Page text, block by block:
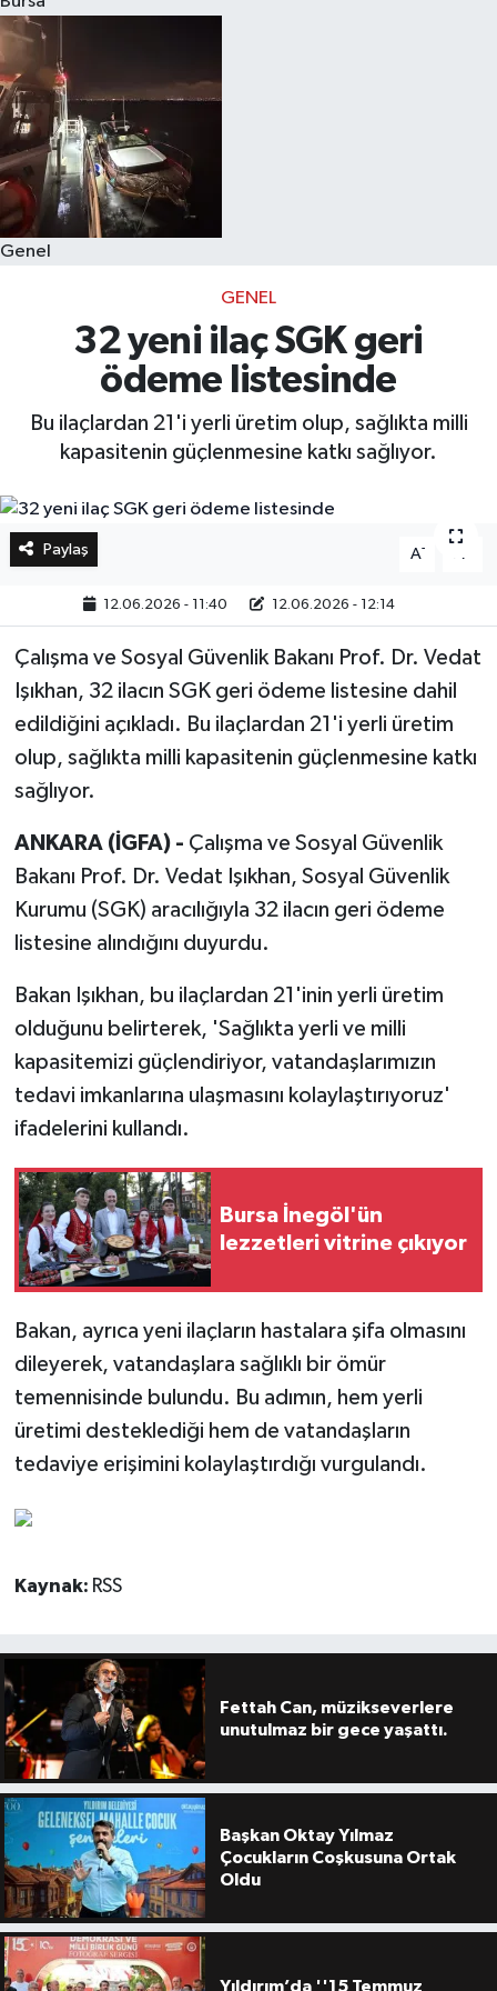
Genel
GENEL
32 yeni ilaç SGK geri
ödeme listesinde
Bu ilaçlardan 21'i yerli üretim olup, sağlıkta milli
kapasitenin güçlenmesine katkı sağlıyor.
Paylaş A-
12.06.2026 - 11:40 12.06.2026 - 12:14
Çalışma ve Sosyal Güvenlik Bakanı Prof. Dr. Vedat
Işıkhan, 32 ilacın SGK geri ödeme listesine dahil
edildiğini açıkladı. Bu ilaçlardan 21'i yerli üretim
olup, sağlıkta milli kapasitenin güçlenmesine katkı
sağlıyor.
ANKARA (İGFA) - Çalışma ve Sosyal Güvenlik
Bakanı Prof. Dr. Vedat Işıkhan, Sosyal Güvenlik
Kurumu (SGK) aracılığıyla 32 ilacın geri ödeme
listesine alındığını duyurdu.
Bakan Işıkhan, bu ilaçlardan 21'inin yerli üretim
olduğunu belirterek, 'Sağlıkta yerli ve milli
kapasitemizi güçlendiriyor, vatandaşlarımızın
tedavi imkanlarına ulaşmasını kolaylaştırıyoruz'
ifadelerini kullandı.
Bursa İnegöl'ün
lezzetleri vitrine çıkıyor
Bakan, ayrıca yeni ilaçların hastalara şifa olmasını
dileyerek, vatandaşlara sağlıklı bir ömür
temennisinde bulundu. Bu adımın, hem yerli
üretimi desteklediği hem de vatandaşların
tedaviye erişimini kolaylaştırdığı vurgulandı.
Kaynak: RSS
Fettah Can, müzikseverlere
unutulmaz bir gece yaşattı.
Başkan Oktay Yılmaz
Çocukların Coşkusuna Ortak
Oldu
Yıldırım’da ''15 Temmuz
Sağlık
Dünya
Magazin
Kültür & Sanat
Teknoloji
Bilim
Bilim, Teknoloji